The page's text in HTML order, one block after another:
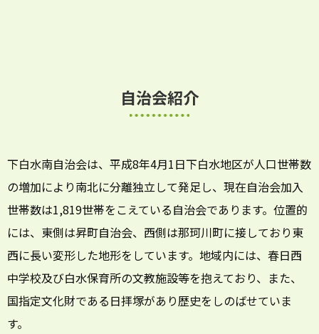
自治会紹介
下白水南自治会は、平成8年4月1日下白水地区が人口世帯数
の増加により南北に分離独立して発足し、現在自治会加入
世帯数は1,819世帯をこえている自治会であります。位置的
には、東側は昇町自治会、西側は那珂川町に接しており東
西に長い変形した地形をしています。地域内には、春日西
中学校及び白水保育所の文教施設等を抱えており、また、
国指定文化財である日拝塚があり歴史をしのばせていま
す。